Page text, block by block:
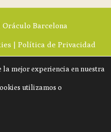
Barcelona
| Política de Privacidad
mejor experiencia en nuestra
utilizamos o